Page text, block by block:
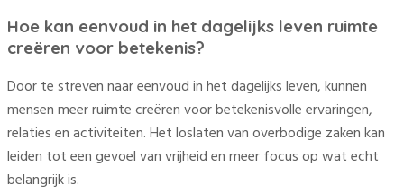
Hoe kan eenvoud in het dagelijks leven ruimte
creëren voor betekenis?
Door te streven naar eenvoud in het dagelijks leven, kunnen
mensen meer ruimte creëren voor betekenisvolle ervaringen,
relaties en activiteiten. Het loslaten van overbodige zaken kan
leiden tot een gevoel van vrijheid en meer focus op wat echt
belangrijk is.